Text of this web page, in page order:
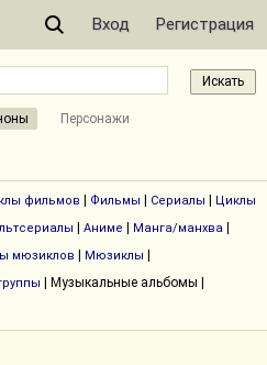
Вход Регистрация
Персонажи
фильмов Фильмы Сериалы
Циклы
Аниме Манга/манхва
мюзиклов Мюзиклы
| Музыкальные альбомы |